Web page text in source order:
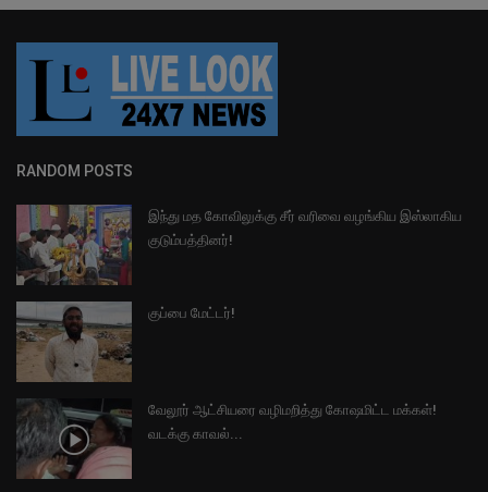
RANDOM POSTS
இந்து மத கோவிலுக்கு சீர் வரிவை வழங்கிய இஸ்லாகிய
குடும்பத்தினர்!
குப்பை மேட்டர்!
வேலூர் ஆட்சியரை வழிமறித்து கோஷமிட்ட மக்கள்!
வடக்கு காவல்...